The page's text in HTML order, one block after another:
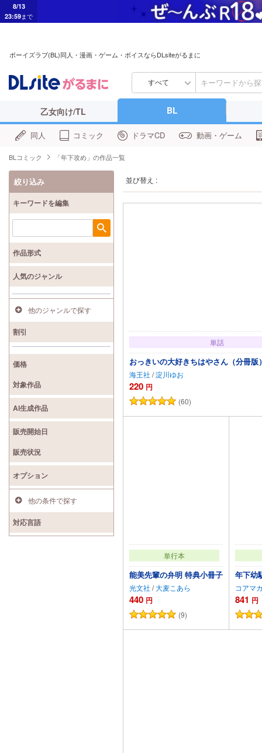
8/13
23:59まで
ボーイズラブ(BL)同人・漫画・ゲーム・ボイスならDLsiteがるまに
すべて
乙女向け/TL BL
同人 コミック ドラマCD 動画・ゲーム
BLコミック 「年下攻め」の作品一覧
並び替え :
単話
おっきいの大好きちはやさん（分冊
海王社 /淀川ゆお
220 円
(60)
単行本
能美先輩の弁明 特典小冊子
光文社 /大麦こあら
440 円
(9)
カートに追加
年下幼
コアマ
841 円
絞り込み
キーワードを編集
検索
作品形式
人気のジャンル
他のジャンルで探す
割引
価格
対象作品
AI生成作品
販売開始日
販売状況
オプション
他の条件で探す
対応言語